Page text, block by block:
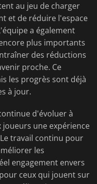
au jeu de charger
et de réduire l'espace
a également
plus importants
des réductions
proche. Ce
les progrès sont déjà
à jour.
d'évoluer à
une expérience
travail continu pour
les
engagement envers
ceux qui jouent sur